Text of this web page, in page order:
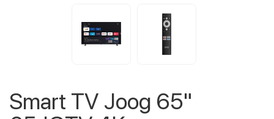
Smart TV Joog 65"